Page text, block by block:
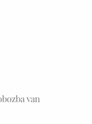
van